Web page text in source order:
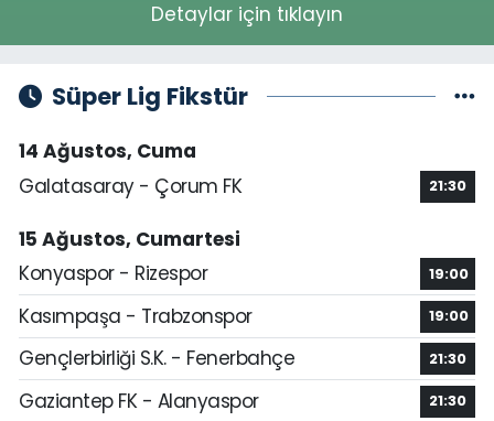
Detaylar için tıklayın
Süper Lig Fikstür
14 Ağustos, Cuma
Galatasaray - Çorum FK
21:30
15 Ağustos, Cumartesi
Konyaspor - Rizespor
19:00
Kasımpaşa - Trabzonspor 19:00
Gençlerbirliği S.K. - Fenerbahçe 21:30
Gaziantep FK - Alanyaspor 21:30